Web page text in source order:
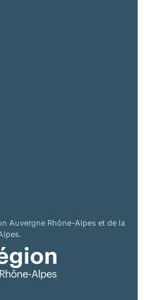
Auvergne Rhône-Alpes et de la